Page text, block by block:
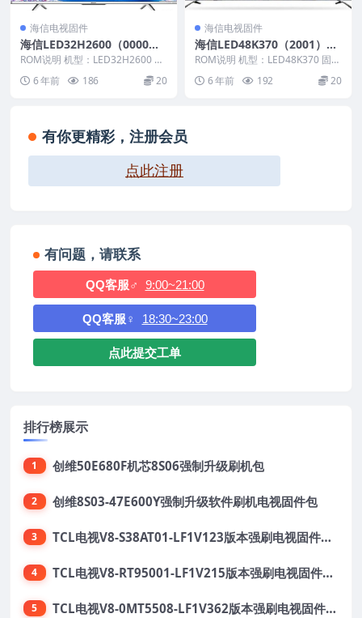
海信电视固件
海信LED32H2600（0000）B
OM1_C005_20171024官方
原厂USB刷机电视固件包
ROM说明 机型：LED32H2600 固
件版本：（0000） BOM：1 海
信...6 年前 186 20
海信电视固件
海信LED48K370（2001）B
OM4官方原厂USB刷机电视
固件包
ROM说明 机型：LED48K370 固件
版本：（2001） BOM：4 海信L...
6 年前 192 20
有你更精彩，注册会员
点此注册
有问题，请联系
QQ客服♂ 9:00~21:00
QQ客服♀ 18:30~23:00
点此提交工单
排行榜展示
1 创维50E680F机芯8S06强制升级刷机包
2 创维8S03-47E600Y强制升级软件刷机电视固件包
3 TCL电视V8-S38AT01-LF1V123版本强刷电视固件包下载
4 TCL电视V8-RT95001-LF1V215版本强刷电视固件包下载
5 TCL电视V8-0MT5508-LF1V362版本强刷电视固件包下载